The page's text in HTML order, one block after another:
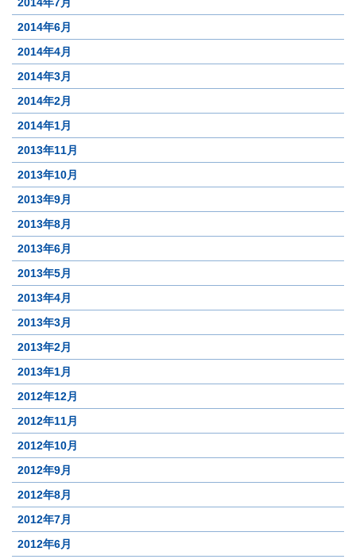
2014年6月
2014年4月
2014年3月
2014年2月
2014年1月
2013年11月
2013年10月
2013年9月
2013年8月
2013年6月
2013年5月
2013年4月
2013年3月
2013年2月
2013年1月
2012年12月
2012年11月
2012年10月
2012年9月
2012年8月
2012年7月
2012年6月